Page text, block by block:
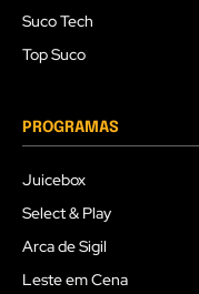
Suco Tech
Top Suco
PROGRAMAS
Juicebox
Select & Play
Arca de Sigil
Leste em Cena